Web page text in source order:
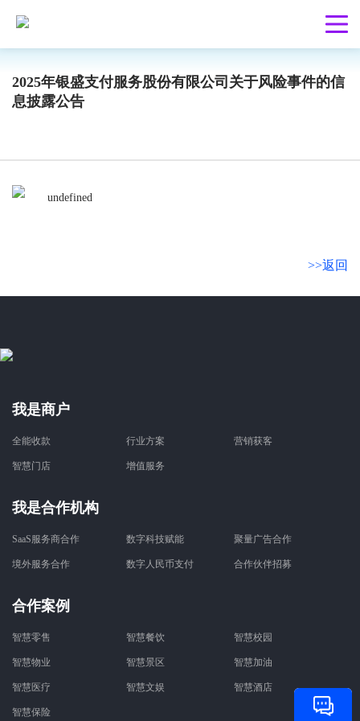
2025年银盛支付服务股份有限公司关于风险事件的信
息披露公告
>>返回
我是商户
全能收款 行业方案 营销获客
智慧门店 增值服务
我是合作机构
SaaS服务商合作 数字科技赋能 聚量广告合作
境外服务合作 数字人民币支付 合作伙伴招募
合作案例
智慧零售 智慧餐饮 智慧校园
智慧物业 智慧景区 智慧加油
智慧医疗 智慧文娱 智慧酒店
智慧保险